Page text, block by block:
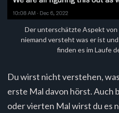
Der unterschätzte Aspekt von
niemand versteht was er ist
finden es im Laufe
Du wirst nicht verstehen,
erste Mal davon hörst. Auch
oder vierten Mal wirst du es